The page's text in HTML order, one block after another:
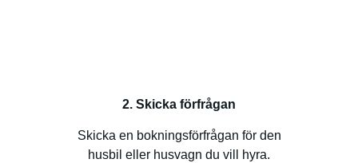
2. Skicka förfrågan
Skicka en bokningsförfrågan för den
husbil eller husvagn du vill hyra.